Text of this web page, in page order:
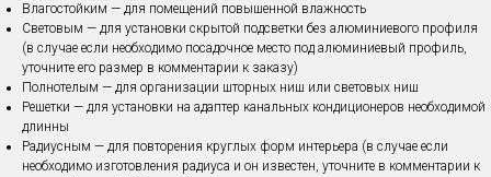
Влагостойким — для помещений повышенной влажность
Световым — для установки скрытой подсветки без алюминиевого профиля
(в случае если необходимо посадочное место под алюминиевый профиль,
уточните его размер в комментарии к заказу)
Полнотелым — для организации шторных ниш или световых ниш
Решетки — для установки на адаптер канальных кондиционеров необходимой
длинны
Радиусным — для повторения круглых форм интерьера (в случае если
необходимо изготовления радиуса и он известен, уточните в комментарии к